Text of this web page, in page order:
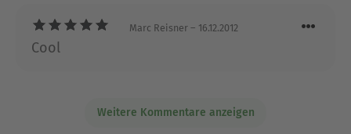
Marc Reisner – 16.12.2012
Cool
Weitere Kommentare anzeigen